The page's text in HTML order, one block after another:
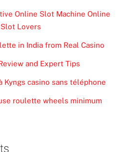
Online Slot Machine Online
Lovers
in India from Real Casino
and Expert Tips
Kyngs casino sans téléphone
roulette wheels minimum